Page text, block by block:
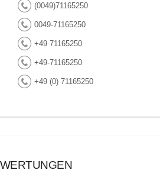
(0049)71165250
0049-71165250
+49 71165250
+49-71165250
+49 (0) 71165250